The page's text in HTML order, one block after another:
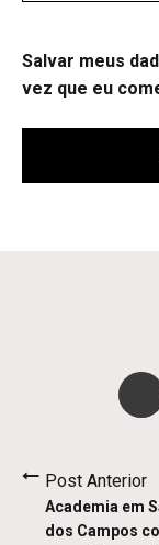
Salvar meus
vez que eu
Post Anterior
Academia em
dos Campos